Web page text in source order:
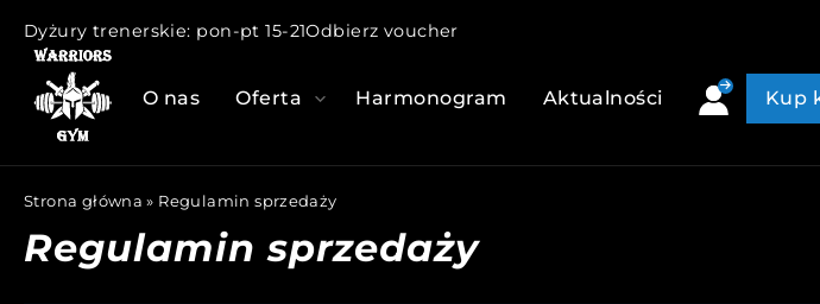
Dyżury trenerskie: pon-pt 15-21Odbierz voucher
O nas Oferta Harmonogram Aktualności Kup
Strona główna » Regulamin sprzedaży
Regulamin sprzedaży